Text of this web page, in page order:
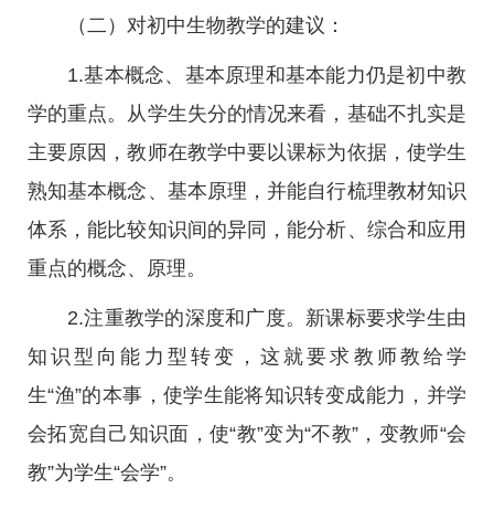
（二）对初中生物教学的建议：
1.基本概念、基本原理和基本能力仍是初中教
学的重点。从学生失分的情况来看，基础不扎实是
主要原因，教师在教学中要以课标为依据，使学生
熟知基本概念、基本原理，并能自行梳理教材知识
体系，能比较知识间的异同，能分析、综合和应用
重点的概念、原理。
2.注重教学的深度和广度。新课标要求学生由
知识型向能力型转变，这就要求教师教给学
生“渔”的本事，使学生能将知识转变成能力，并学
会拓宽自己知识面，使“教”变为“不教”，变教师“会
教”为学生“会学”。